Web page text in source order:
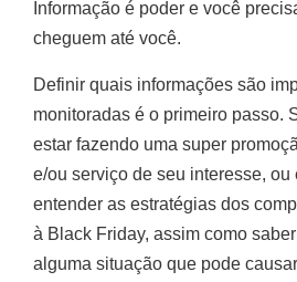
Informação é poder e você
cheguem até você.
Definir quais informações são
monitoradas é o primeiro passo.
estar fazendo uma super
e/ou serviço de seu interesse, ou
entender as estratégias dos
à Black Friday, assim como
alguma situação que pode